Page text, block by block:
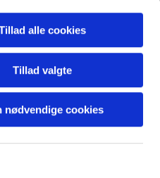
alle cookies
Tillad valgte
nødvendige cookies